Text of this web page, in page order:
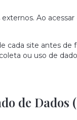
Ao
cada site antes
ou uso de
de Dados